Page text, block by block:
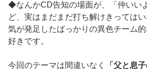
◆なんかCD告知の場面が、「仲いい
ど、実はまだまだ打ち解けきっては
気が発足したばっかりの異色チーム
好きです。
今回のテーマは間違いなく
「父と息